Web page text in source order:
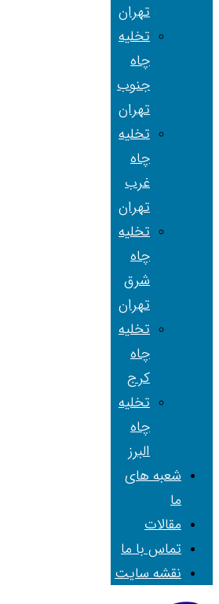
تهران
تخلیه
چاه
جنوب
تهران
تخلیه
چاه
غرب
تهران
تخلیه
چاه
شرق
تهران
تخلیه
چاه
کرج
تخلیه
چاه
البرز
شعبه های
ما
مقالات
تماس با ما
نقشه سایت